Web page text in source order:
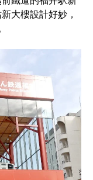
大樓設計好妙，